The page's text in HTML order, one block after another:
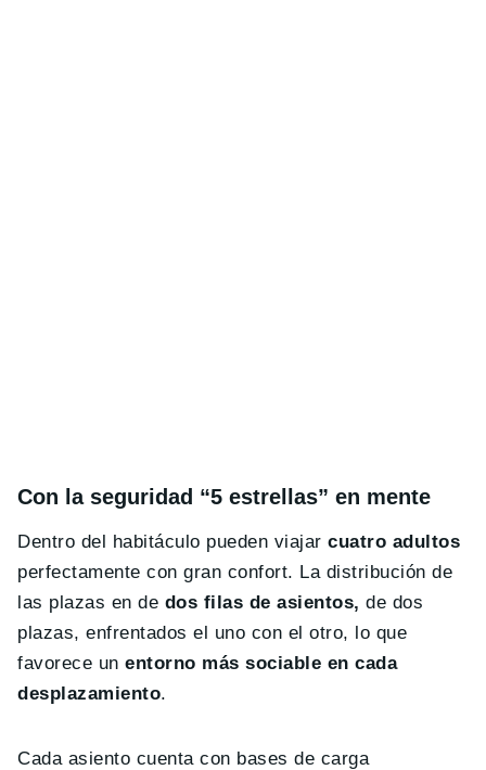
Con la seguridad “5 estrellas” en mente
Dentro del habitáculo pueden viajarcuatro adultos
perfectamente con gran confort. La distribución de
las plazas en de dos filas de asientos,de dos
plazas, enfrentados el uno con el otro, lo que
favorece unentorno más sociable en cada
desplazamiento.
Cada asiento cuenta con bases de carga